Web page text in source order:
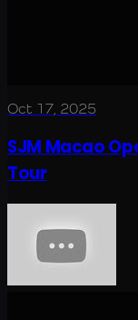
Oct 17, 2025
SJM Macao
Tour